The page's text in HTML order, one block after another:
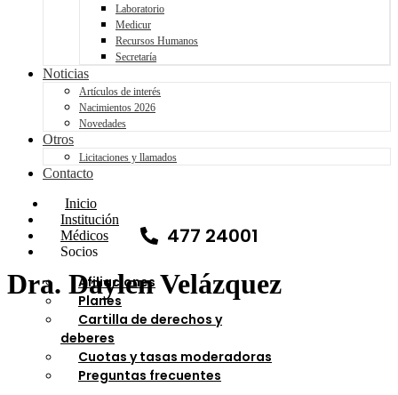
Laboratorio
Medicur
Recursos Humanos
Secretaría
Noticias
Artículos de interés
Nacimientos 2026
Novedades
Otros
Licitaciones y llamados
Contacto
Inicio
Institución
Médicos
Socios
Afiliaciones
Planes
Cartilla de derechos y
deberes
Cuotas y tasas moderadoras
Preguntas frecuentes
477 24001
Dra. Daylen Velázquez